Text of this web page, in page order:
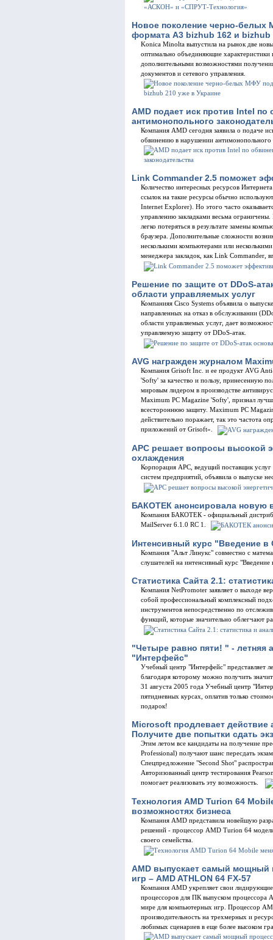
Новое поколение черно-белых
формата A3 bizhub 162 и bizhub
Konica Minolta выпустила на рынок две
оптимально объединяющие
дополнительными возможностями
документов и сетевого управления.
AMD подает иск против Intel
антимонопольного
Компания AMD сегодня заявила о подаче
обвинению в нарушении антимонопольного
Link Commander 2.5 поможет
Количество интересных ресурсов
ссылок на такие ресурсы обычно
Internet Explorer). Но этого часто
управлению закладками весьма
легко потеряться в результате замены
браузера. Дополнительные сложности
несколькими компьютерами или
менеджера закладок, как Link Commander,
Решение по защите от DDoS-
области управляемых услуг
Компанияя Cisco Systems объявила о
направленных на отказ в обслуживании
области управляемых услуг, дает
управляемую защиту от DDoS-атак.
AVG награжден журналом
Компания Grisoft Inc. и ее продукт AVG
'Softy' за качество и пользу, принесенную
мировым лидером в производстве
Maximum PC Magazine 'Softy', признал
всестороннюю защиту. Maximum PC
действительно поражает, так это частота
приложений от Grisoft».
APC решает вопросы высокой
охлаждения
Корпорация АРС, ведущий поставщик
систем предприятий, объявила о выпуске
БАКОТЕК анонсировала новую
Компания БАКОТЕК - официальный
MailServer 6.1.0 RC 1.
Интенсивный курс "Введение
Компания "Альт Линукс" совместно с
слушателей на интенсивный курс
Статистика Сайта 2.1:
Компания NetPromoter заявляет о выходе
собой профессиональный комплексный
инструментов непосредственно по
функций, которые значительно облегчают
"Четыре равно пяти! " - летняя
"Интерфейс"
Учебный центр "Интерфейс" представляет
благодаря которому можно получить
31 августа 2005 года Учебный центр
пятидневных курсах, оплатив только
подарок!
Microsoft продлевает действие
Получите две попытки сдать
Этим летом все кандидаты на получение
Professional) получают шанс пересдать
Спецпредложение "Second Shot"
Авторизованный центр тестирования
помогает реализовать эту возможность.
Технология AMD Turion 64
возможностях бизнеса
Компания AMD представила новейшую
решений - процессор AMD Turion 64
своего семейства.
AMD выпускает самый мощный
игр – AMD ATHLON 64 FX-57
Компания AMD укрепляет свои
процессоров для ПК выпуском процессора
мире для компьютерных игр. Процессор
производительность на трехмерных и
любимых сценариев в еще более высоком